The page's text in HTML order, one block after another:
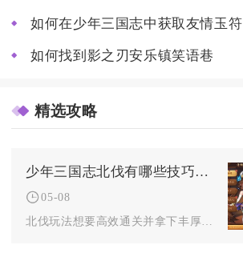
如何在少年三国志中获取友情玉符
如何找到影之刃安乐镇笑语巷
精选攻略
少年三国志北伐有哪些技巧需要掌握
05-08